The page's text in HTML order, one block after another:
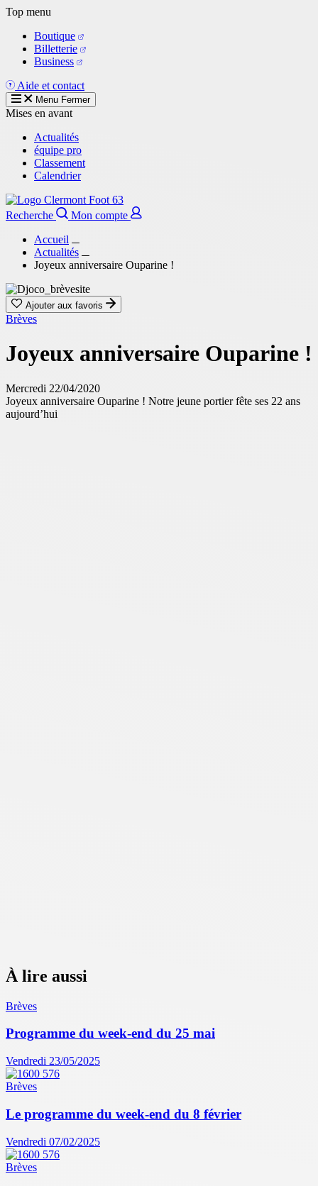
Aller
contenu
principal
Top menu
Boutique
Billetterie
Business
Aide et contact
Menu Fermer
Mises en avant
Actualités
équipe pro
Classement
Calendrier
Recherche
Mon compte
Accueil
Actualités
Joyeux anniversaire Ouparine !
Ajouter aux favoris
Brèves
Joyeux anniversaire Ouparine !
Mercredi 22/04/2020
Joyeux anniversaire Ouparine ! Notre jeune portier fête ses 22 ans
aujourd’hui
À lire aussi
Brèves
Programme du week-end du 25 mai
Vendredi 23/05/2025
Brèves
Le programme du week-end du 8 février
Vendredi 07/02/2025
Brèves